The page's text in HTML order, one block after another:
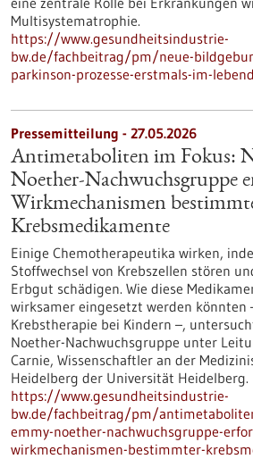
Multisystematrophie.
https://www.gesundheitsindustrie-
bw.de/fachbeitrag/pm/neue-
parkinson-prozesse-erstmals-im-
Pressemitteilung - 27.05.2026
Antimetaboliten im Fokus:
Noether-Nachwuchsgruppe
Wirkmechanismen
Krebsmedikamente
Einige Chemotherapeutika wirken,
Stoffwechsel von Krebszellen stören
Erbgut schädigen. Wie diese
wirksamer eingesetzt werden könnten
Krebstherapie bei Kindern –,
Noether-Nachwuchsgruppe unter
Carnie, Wissenschaftler an der
Heidelberg der Universität Heidelberg.
https://www.gesundheitsindustrie-
bw.de/fachbeitrag/pm/
emmy-noether-nachwuchsgruppe-
wirkmechanismen-bestimmter-